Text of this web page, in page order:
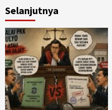
Selanjutnya